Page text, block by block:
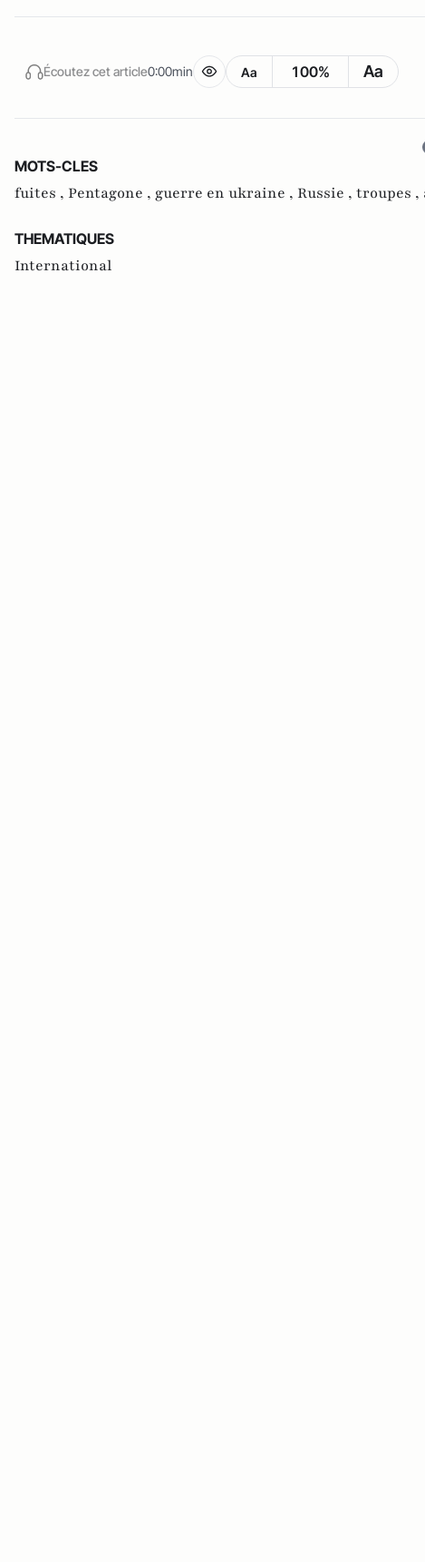
Écoutez cet article0:00min Aa 100% Aa
MOTS-CLES
fuites , Pentagone , guerre en ukraine , Russie , troupes ,
THEMATIQUES
International